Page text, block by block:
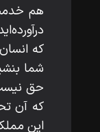
هم خدمت
كه
شما
حق نيست
كه آن
اين